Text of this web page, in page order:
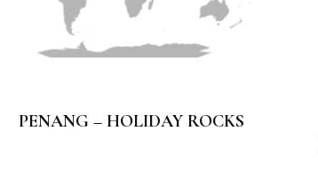
PENANG – HOLIDAY ROCKS